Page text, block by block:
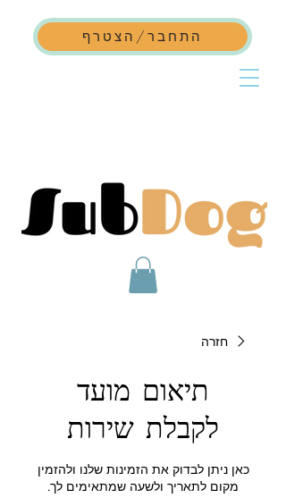
התחבר/הצטרף
חזרה
תיאום מועד
לקבלת שירות
כאן ניתן לבדוק את הזמינות שלנו ולהזמין
מקום לתאריך ולשעה שמתאימים לך.